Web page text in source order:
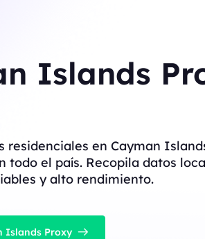
Islands
residenciales en Cayman
todo el país. Recopila datos
y alto rendimiento.
Islands Proxy